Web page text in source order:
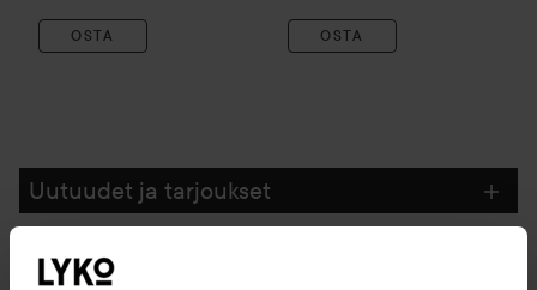
OSTA OSTA
Uutuudet ja tarjoukset
Seuraa meitä